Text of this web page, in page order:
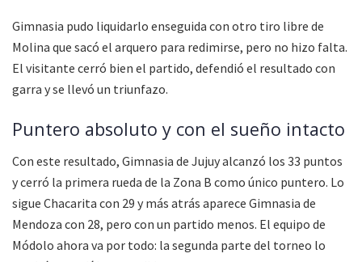
Gimnasia pudo liquidarlo enseguida con otro tiro libre de
Molina que sacó el arquero para redimirse, pero no hizo falta.
El visitante cerró bien el partido, defendió el resultado con
garra y se llevó un triunfazo.
Puntero absoluto y con el sueño intacto
Con este resultado, Gimnasia de Jujuy alcanzó los 33 puntos
y cerró la primera rueda de la Zona B como único puntero. Lo
sigue Chacarita con 29 y más atrás aparece Gimnasia de
Mendoza con 28, pero con un partido menos. El equipo de
Módolo ahora va por todo: la segunda parte del torneo lo